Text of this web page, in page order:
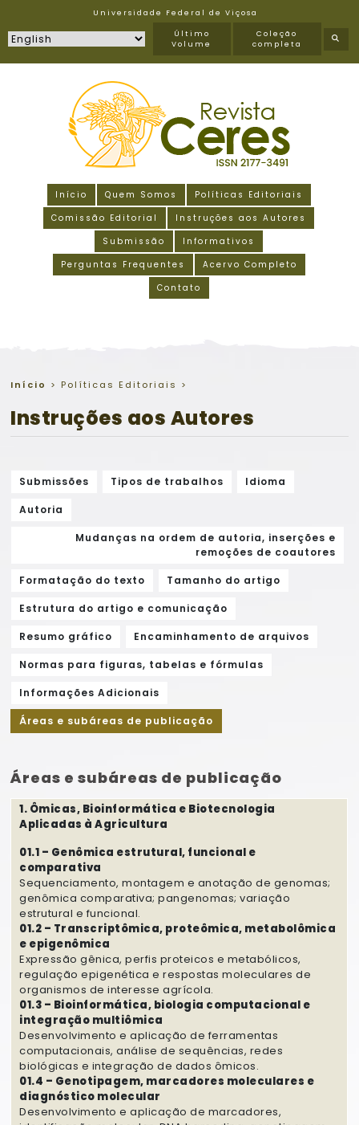
Universidade Federal de Viçosa
Último
Volume
Coleção
completa
Início Quem Somos
Políticas Editoriais
Comissão Editorial
Instruções aos Autores
Submissão
Informativos
Perguntas Frequentes
Acervo Completo
Contato
Início > Políticas Editoriais >
Instruções aos Autores
Submissões Tipos de trabalhos Idioma
Autoria
Mudanças na ordem de autoria, inserções e
remoções de coautores
Formatação do texto Tamanho do artigo
Estrutura do artigo e comunicação
Resumo gráfico Encaminhamento de arquivos
Normas para figuras, tabelas e fórmulas
Informações Adicionais
Áreas e subáreas de publicação
Áreas e subáreas de publicação
1. Ômicas, Bioinformática e Biotecnologia
Aplicadas à Agricultura
01.1 – Genômica estrutural, funcional e
comparativa
Sequenciamento, montagem e anotação de genomas;
genômica comparativa; pangenomas; variação
estrutural e funcional.
01.2 – Transcriptômica, proteômica, metabolômica
e epigenômica
Expressão gênica, perfis proteicos e metabólicos,
regulação epigenética e respostas moleculares de
organismos de interesse agrícola.
01.3 – Bioinformática, biologia computacional e
integração multiômica
Desenvolvimento e aplicação de ferramentas
computacionais, análise de sequências, redes
biológicas e integração de dados ômicos.
01.4 – Genotipagem, marcadores moleculares e
diagnóstico molecular
Desenvolvimento e aplicação de marcadores,